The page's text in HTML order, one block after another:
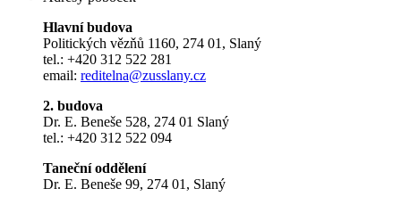
Hlavní budova
Politických vězňů 1160, 274 01, Slaný
tel.: +420 312 522 281
email: reditelna@zusslany.cz
2. budova
Dr. E. Beneše 528, 274 01 Slaný
tel.: +420 312 522 094
Taneční oddělení
Dr. E. Beneše 99, 274 01, Slaný